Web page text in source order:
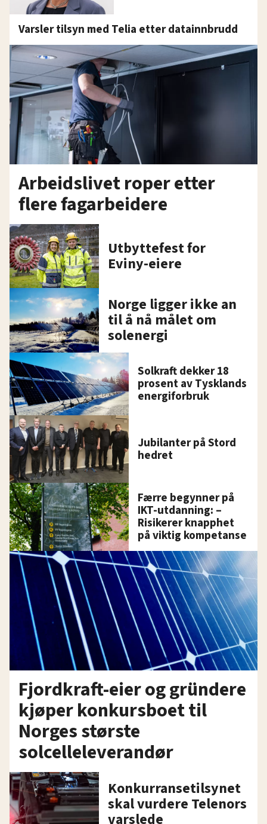
Varsler tilsyn med Telia etter datainnbrudd
Arbeidslivet roper etter
flere fagarbeidere
Utbyttefest for
Eviny-eiere
Norge ligger ikke an
til å nå målet om
solenergi
Solkraft dekker 18
prosent av Tysklands
energiforbruk
Jubilanter på Stord
hedret
Færre begynner på
IKT-utdanning: –
Risikerer knapphet
på viktig kompetanse
Fjordkraft-eier og gründere
kjøper konkursboet til
Norges største
solcelleleverandør
Konkurransetilsynet
skal vurdere Telenors
varslede